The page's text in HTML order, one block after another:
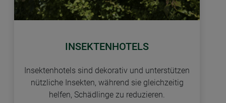
INSEKTENHOTELS
Insektenhotels sind dekorativ und unterstützen
nützliche Insekten, während sie gleichzeitig
helfen, Schädlinge zu reduzieren.